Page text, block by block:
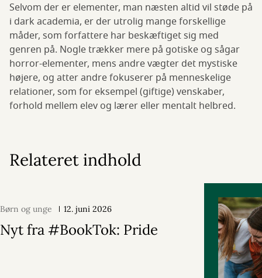
Selvom der er elementer, man næsten altid vil støde på
i dark academia, er der utrolig mange forskellige
måder, som forfattere har beskæftiget sig med
genren på. Nogle trækker mere på gotiske og sågar
horror-elementer, mens andre vægter det mystiske
højere, og atter andre fokuserer på menneskelige
relationer, som for eksempel (giftige) venskaber,
forhold mellem elev og lærer eller mentalt helbred.
Relateret indhold
Børn og unge 12. juni 2026
Nyt fra #BookTok: Pride